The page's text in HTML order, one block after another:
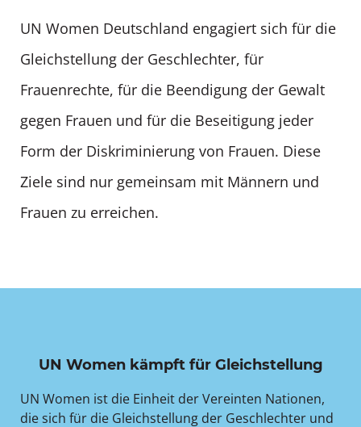
UN Women Deutschland engagiert sich für die
Gleichstellung der Geschlechter, für
Frauenrechte, für die Beendigung der Gewalt
gegen Frauen und für die Beseitigung jeder
Form der Diskriminierung von Frauen. Diese
Ziele sind nur gemeinsam mit Männern und
Frauen zu erreichen.
UN Women kämpft für Gleichstellung
UN Women ist die Einheit der Vereinten Nationen,
die sich für die Gleichstellung der Geschlechter und